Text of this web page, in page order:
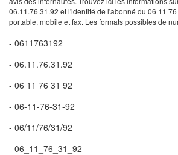
06.11.76.31.92 et l'identité de l'abonné du 06 11
portable, mobile et fax. Les formats possibles de
- 0611763192
- 06.11.76.31.92
- 06 11 76 31 92
- 06-11-76-31-92
- 06/11/76/31/92
- 06_11_76_31_92